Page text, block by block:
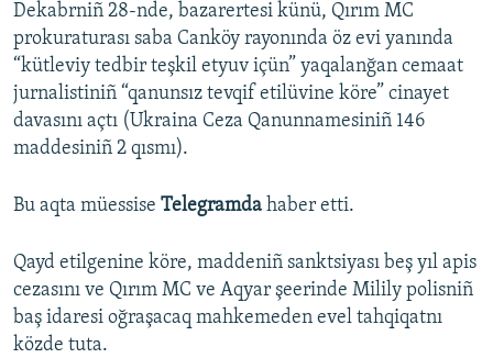
RFE/RS bütün saytları
Dekabrniñ 28-nde, bazarertesi künü, Qırım MC
prokuraturası saba Canköy rayonında öz evi yanında
“kütleviy tedbir teşkil etyuv içün” yaqalanğan cemaat
jurnalistiniñ “qanunsız tevqif etilüvine köre” cinayet
davasını açtı (Ukraina Ceza Qanunnamesiniñ 146
maddesiniñ 2 qısmı).
Bu aqta müessise Telegramda haber etti.
Qayd etilgenine köre, maddeniñ sanktsiyası beş yıl apis
cezasını ve Qırım MC ve Aqyar şeerinde Milily polisniñ
baş idaresi oğraşacaq mahkemeden evel tahqiqatnı
közde tuta.